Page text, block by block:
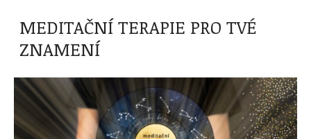
MEDITAČNÍ TERAPIE PRO TVÉ
ZNAMENÍ